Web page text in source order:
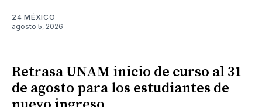
24 MÉXICO
agosto 5, 2026
Retrasa UNAM inicio de curso al 31
de agosto para los estudiantes de